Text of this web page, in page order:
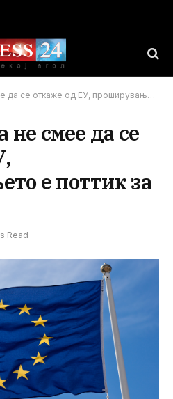
од ЕУ, проширувањето е поттик за реформи
не смее да се
е поттик за
Read